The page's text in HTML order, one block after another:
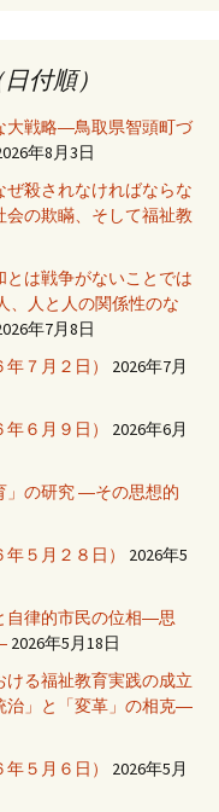
付順）
大戦略―鳥取県智頭町づ
年8月3日
殺されなければならな
の欺瞞、そして福祉教
は戦争がないことでは
、人と人の関係性のな
年7月8日
７月２日）
2026年7月
６月９日）
2026年6月
の研究 ―その思想的
５月２８日）
2026年5
律的市民の位相―思
2026年5月18日
る福祉教育実践の成立
治」と「変革」の相克―
５月６日）
2026年5月